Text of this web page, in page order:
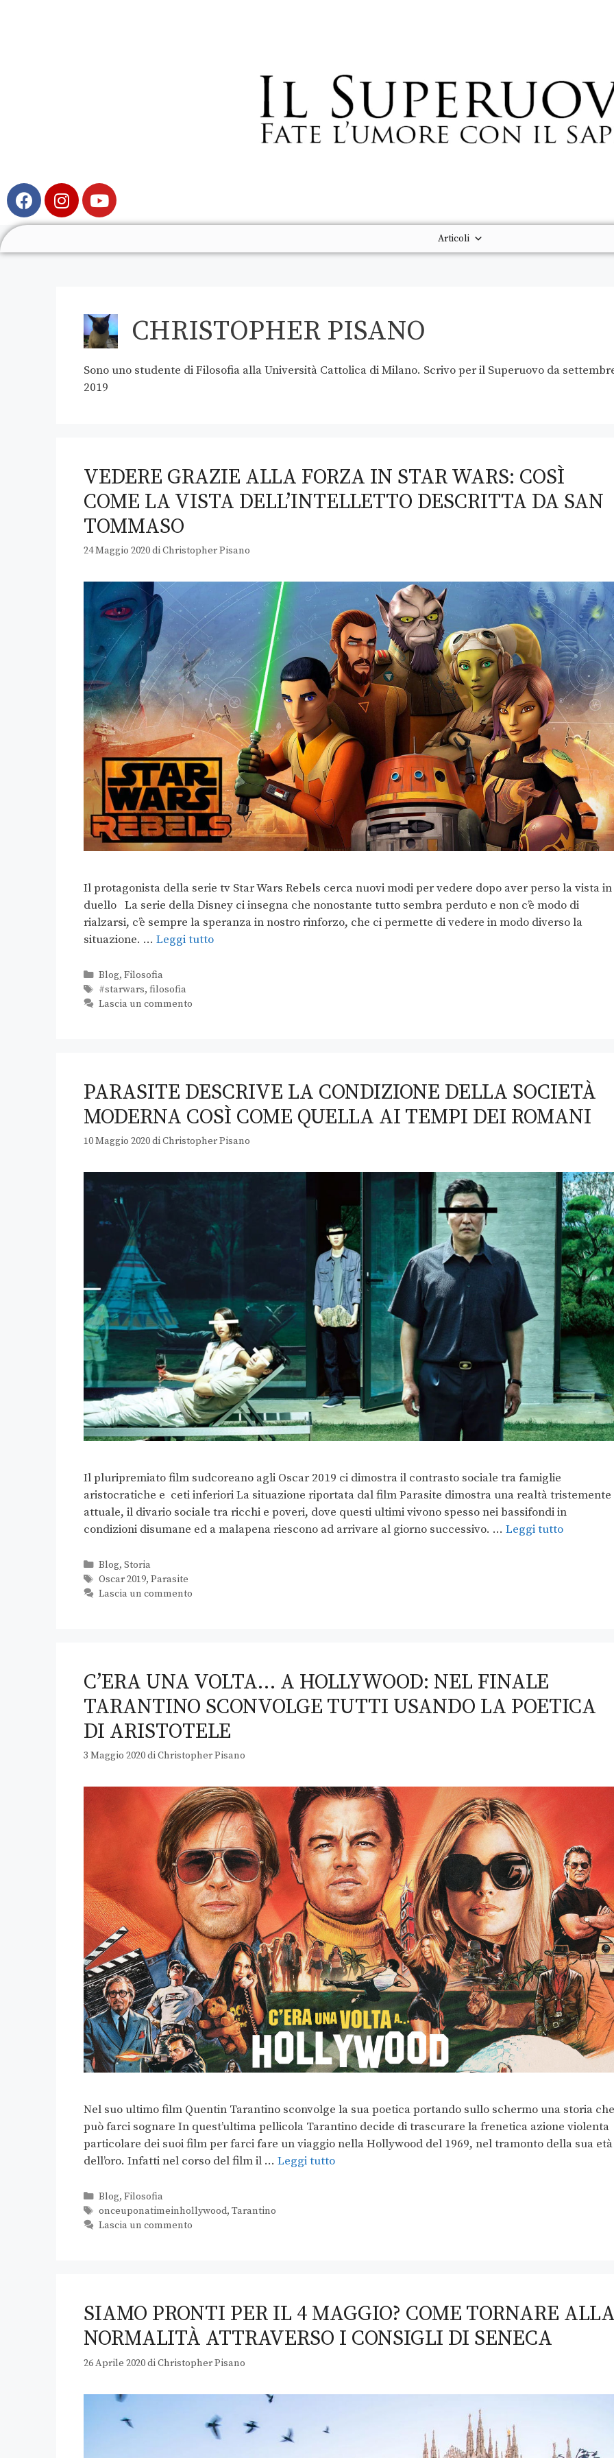
Articoli
CHRISTOPHER PISANO
Sono uno studente di Filosofia alla Università Cattolica di Milano. Scrivo per il Superuovo da
2019
VEDERE GRAZIE ALLA FORZA IN STAR WARS: COSÌ
COME LA VISTA DELL’INTELLETTO DESCRITTA DA SAN
TOMMASO
24 Maggio 2020diChristopher Pisano
Il protagonista della serie tv Star Wars Rebels cerca nuovi modi per vedere dopo aver perso la vista in
duello La serie della Disney ci insegna che nonostante tutto sembra perduto e non c’è modo di
rialzarsi, c’è sempre la speranza in nostro rinforzo, che ci permette di vedere in modo diverso la
situazione. … Leggi tutto
Blog, Filosofia
#starwars, filosofia
Lascia un commento
PARASITE DESCRIVE LA CONDIZIONE DELLA SOCIETÀ
MODERNA COSÌ COME QUELLA AI TEMPI DEI ROMANI
10 Maggio 2020diChristopher Pisano
Il pluripremiato film sudcoreano agli Oscar 2019 ci dimostra il contrasto sociale tra famiglie
aristocratiche e ceti inferiori La situazione riportata dal film Parasite dimostra una realtà tristemente
attuale, il divario sociale tra ricchi e poveri, dove questi ultimi vivono spesso nei bassifondi in
condizioni disumane ed a malapena riescono ad arrivare al giorno successivo. … Leggi tutto
Blog, Storia
Oscar 2019, Parasite
Lascia un commento
C’ERA UNA VOLTA… A HOLLYWOOD: NEL FINALE
TARANTINO SCONVOLGE TUTTI USANDO LA POETICA
DI ARISTOTELE
3 Maggio 2020diChristopher Pisano
Nel suo ultimo film Quentin Tarantino sconvolge la sua poetica portando sullo schermo una storia che
può farci sognare In quest’ultima pellicola Tarantino decide di trascurare la frenetica azione violenta
particolare dei suoi film per farci fare un viaggio nella Hollywood del 1969, nel tramonto della sua età
dell’oro. Infatti nel corso del film il … Leggi tutto
Blog, Filosofia
onceuponatimeinhollywood, Tarantino
Lascia un commento
SIAMO PRONTI PER IL 4 MAGGIO? COME TORNARE
NORMALITÀ ATTRAVERSO I CONSIGLI DI SENECA
26 Aprile 2020diChristopher Pisano